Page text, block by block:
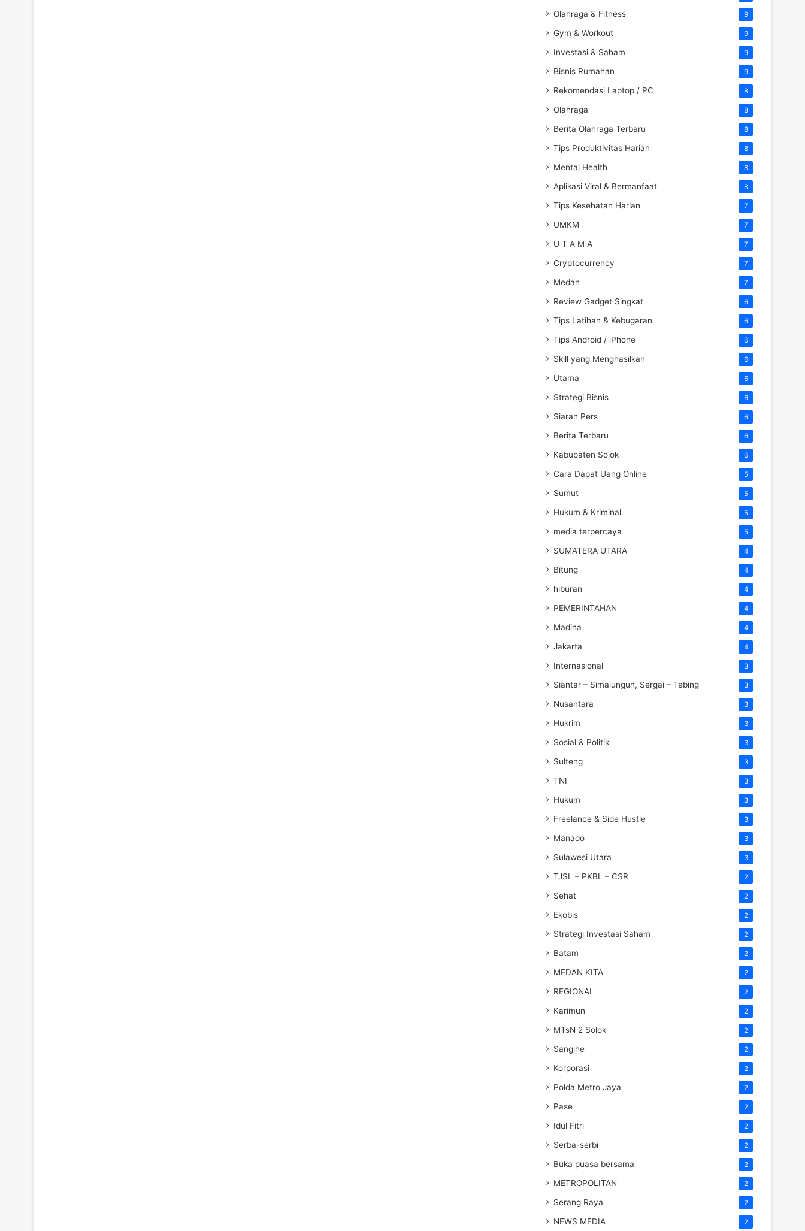
Olahraga & Fitness 9
Gym & Workout 9
Investasi & Saham 9
Bisnis Rumahan 9
Rekomendasi Laptop / PC 8
Olahraga 8
Berita Olahraga Terbaru 8
Tips Produktivitas Harian 8
Mental Health 8
Aplikasi Viral & Bermanfaat 8
Tips Kesehatan Harian 7
UMKM 7
U T A M A 7
Cryptocurrency 7
Medan 7
Review Gadget Singkat 6
Tips Latihan & Kebugaran 6
Tips Android / iPhone 6
Skill yang Menghasilkan 6
Utama 6
Strategi Bisnis 6
Siaran Pers 6
Berita Terbaru 6
Kabupaten Solok 6
Cara Dapat Uang Online 5
Sumut 5
Hukum & Kriminal 5
media terpercaya 5
SUMATERA UTARA 4
Bitung 4
hiburan 4
PEMERINTAHAN 4
Madina 4
Jakarta 4
Internasional 3
Siantar – Simalungun, Sergai – Tebing 3
Nusantara 3
Hukrim 3
Sosial & Politik 3
Sulteng 3
TNI 3
Hukum 3
Freelance & Side Hustle 3
Manado 3
Sulawesi Utara 3
TJSL – PKBL – CSR 2
Sehat 2
Ekobis 2
Strategi Investasi Saham 2
Batam 2
MEDAN KITA 2
REGIONAL 2
Karimun 2
MTsN 2 Solok 2
Sangihe 2
Korporasi 2
Polda Metro Jaya 2
Pase 2
Idul Fitri 2
Serba-serbi 2
Buka puasa bersama 2
METROPOLITAN 2
Serang Raya 2
NEWS MEDIA 2